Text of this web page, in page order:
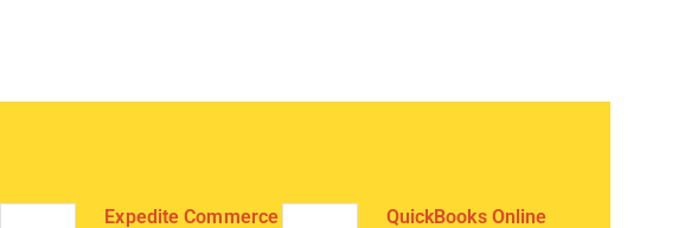
Expedite Commerce QuickBooks Online